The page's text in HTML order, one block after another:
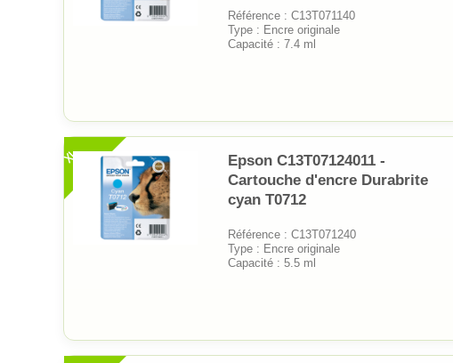
Référence : C13T071140
Type : Encre originale
Capacité : 7.4 ml
XL
Epson C13T07124011 -
Cartouche d'encre Durabrite
cyan T0712
Référence : C13T071240
Type : Encre originale
Capacité : 5.5 ml